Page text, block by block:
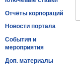
Отчёты корпораций
Новости портала
События и
мероприятия
Доп. материалы